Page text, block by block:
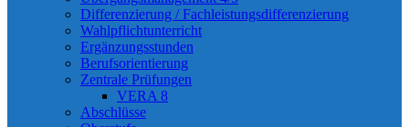
Differenzierung / Fachleistungsdifferenzierung
Wahlpflichtunterricht
Ergänzungsstunden
Berufsorientierung
Zentrale Prüfungen
VERA 8
Abschlüsse